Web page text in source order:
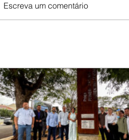
Escreva um comentário